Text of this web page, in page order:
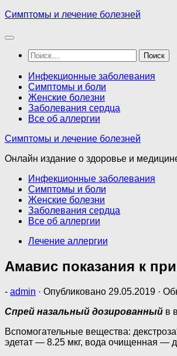
Перейти
содержимому
Симптомы и лечение болезней
Найти:
Инфекционные заболевания
Симптомы и боли
Женские болезни
Заболевания сердца
Все об аллергии
Симптомы и лечение болезней
Онлайн издание о здоровье и
Инфекционные заболевания
Симптомы и боли
Женские болезни
Заболевания сердца
Все об аллергии
Лечение аллергии
Амавис показания к
- admin · Опубликовано 29.05.2019 ·
Спрей назальный дозированный в
Вспомогательные вещества:
эдетат — 8.25 мкг, вода очищенная —